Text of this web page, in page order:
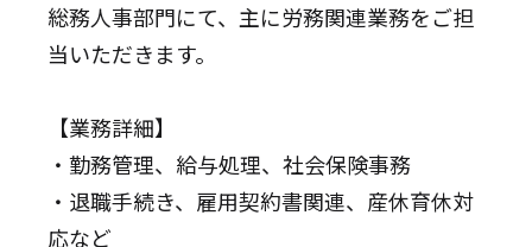
総務人事部門にて、主に労務関連業務をご担
当いただきます。
【業務詳細】
・勤務管理、給与処理、社会保険事務
・退職手続き、雇用契約書関連、産休育休対
応など